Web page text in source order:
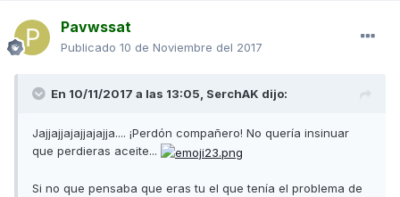
Pavwssat
Publicado 10 de Noviembre del 2017
En 10/11/2017 a las 13:05, SerchAK dijo:
Jajjajjajajjajajja.... ¡Perdón compañero! No quería insinuar
que perdieras aceite...
Si no que pensaba que eras tu el que tenía el problema de